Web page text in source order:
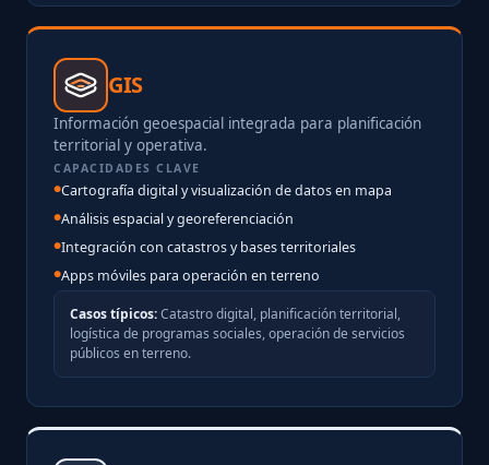
GIS
Información geoespacial integrada para planificación
territorial y operativa.
CAPACIDADES CLAVE
Cartografía digital y visualización de datos en mapa
Análisis espacial y georeferenciación
Integración con catastros y bases territoriales
Apps móviles para operación en terreno
Casos típicos:Catastro digital, planificación territorial,
logística de programas sociales, operación de servicios
públicos en terreno.